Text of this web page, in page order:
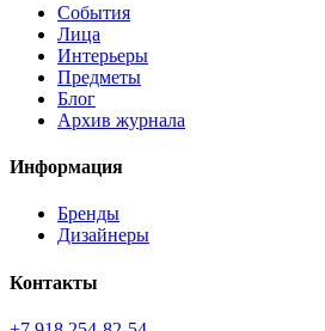
События
Лица
Интерьеры
Предметы
Блог
Архив журнала
Информация
Бренды
Дизайнеры
Контакты